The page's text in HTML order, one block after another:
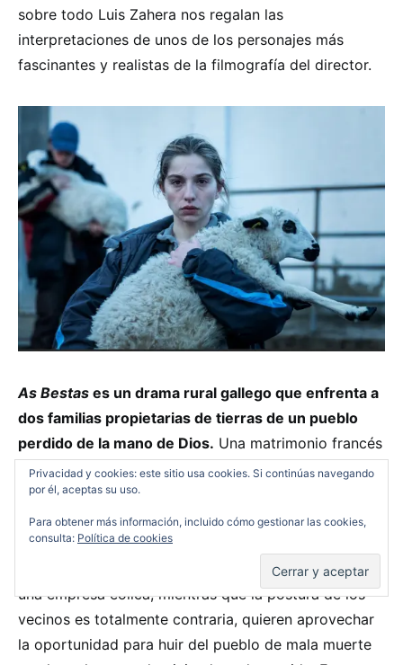
sobre todo Luis Zahera nos regalan las
interpretaciones de unos de los personajes más
fascinantes y realistas de la filmografía del director.
As Bestas es un drama rural gallego que enfrenta a
dos familias propietarias de tierras de un pueblo
perdido de la mano de Dios. Una matrimonio francés
que prácticamente acaba de llegar a la zona para
cumplir un sueño de retiro rural no es bien visto por
unos vecinos que llevan toda su vida labrando y
viviendo de las tierras. Los franceses no quieren
ceder a la venta de sus tierras, muy solicitadas por
una empresa eólica, mientras que la postura de los
vecinos es totalmente contraria, quieren aprovechar
la oportunidad para huir del pueblo de mala muerte
Privacidad y cookies: este sitio usa cookies. Si continúas navegando
por él, aceptas su uso.
Para obtener más información, incluido cómo gestionar las cookies,
consulta: Política de cookies